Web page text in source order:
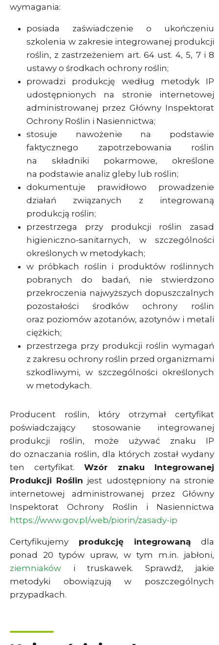
wymagania:
posiada zaświadczenie o ukończeniu
szkolenia w zakresie integrowanej produkcji
roślin, z zastrzeżeniem art. 64 ust. 4, 5, 7 i 8
ustawy o środkach ochrony roślin;
prowadzi produkcję według metodyk IP
udostępnionych na stronie internetowej
administrowanej przez Główny Inspektorat
Ochrony Roślin i Nasiennictwa;
stosuje nawożenie na podstawie
faktycznego zapotrzebowania roślin
na składniki pokarmowe, określone
na podstawie analiz gleby lub roślin;
dokumentuje prawidłowo prowadzenie
działań związanych z integrowaną
produkcją roślin;
przestrzega przy produkcji roślin zasad
higieniczno-sanitarnych, w szczególności
określonych w metodykach;
w próbkach roślin i produktów roślinnych
pobranych do badań, nie stwierdzono
przekroczenia najwyższych dopuszczalnych
pozostałości środków ochrony roślin
oraz poziomów azotanów, azotynów i metali
ciężkich;
przestrzega przy produkcji roślin wymagań
z zakresu ochrony roślin przed organizmami
szkodliwymi, w szczególności określonych
w metodykach.
Producent roślin, który otrzymał certyfikat
poświadczający stosowanie integrowanej
produkcji roślin, może używać znaku IP
do oznaczania roślin, dla których został wydany
ten certyfikat. Wzór znaku Integrowanej
Produkcji Roślin jest udostępniony na stronie
internetowej administrowanej przez Główny
Inspektorat Ochrony Roślin i Nasiennictwa
https://www.gov.pl/web/piorin/zasady-ip
Certyfikujemy produkcję integrowaną dla
ponad 20 typów upraw, w tym m.in. jabłoni,
ziemniaków i truskawek. Sprawdź, jakie
metodyki obowiązują w poszczególnych
przypadkach.